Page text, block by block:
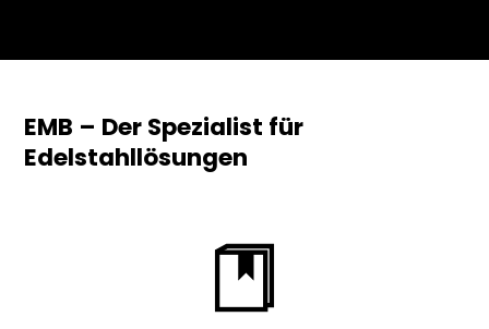
EMB – Der Spezialist für
Edelstahllösungen